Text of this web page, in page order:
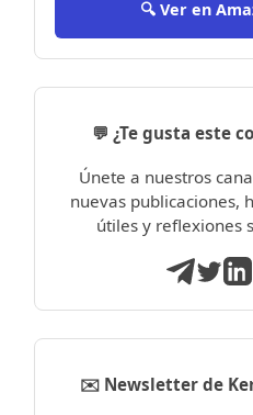
🔍 Ver en
💬 ¿Te gusta este
Únete a nuestros
nuevas publicaciones,
útiles y reflexiones
✉️ Newsletter de